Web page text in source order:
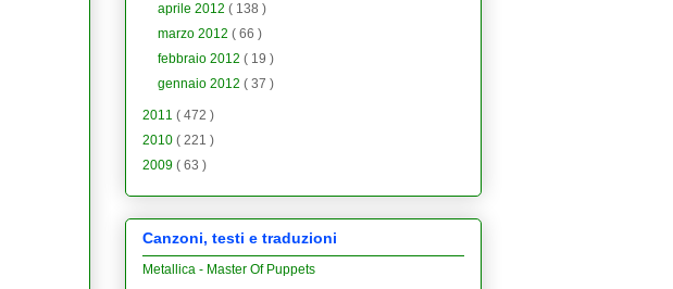
aprile 2012( 138 )
marzo 2012( 66 )
febbraio 2012( 19 )
gennaio 2012( 37 )
2011 ( 472 )
2010 ( 221 )
2009 ( 63 )
Canzoni, testi e traduzioni
Metallica - Master Of Puppets